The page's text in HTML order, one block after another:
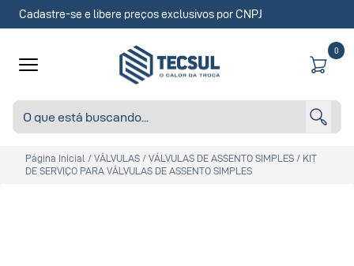
Cadastre-se e libere preços exclusivos por CNPJ
0
Página Inicial / VÁLVULAS / VÁLVULAS DE ASSENTO SIMPLES / KIT
DE SERVIÇO PARA VÁLVULAS DE ASSENTO SIMPLES